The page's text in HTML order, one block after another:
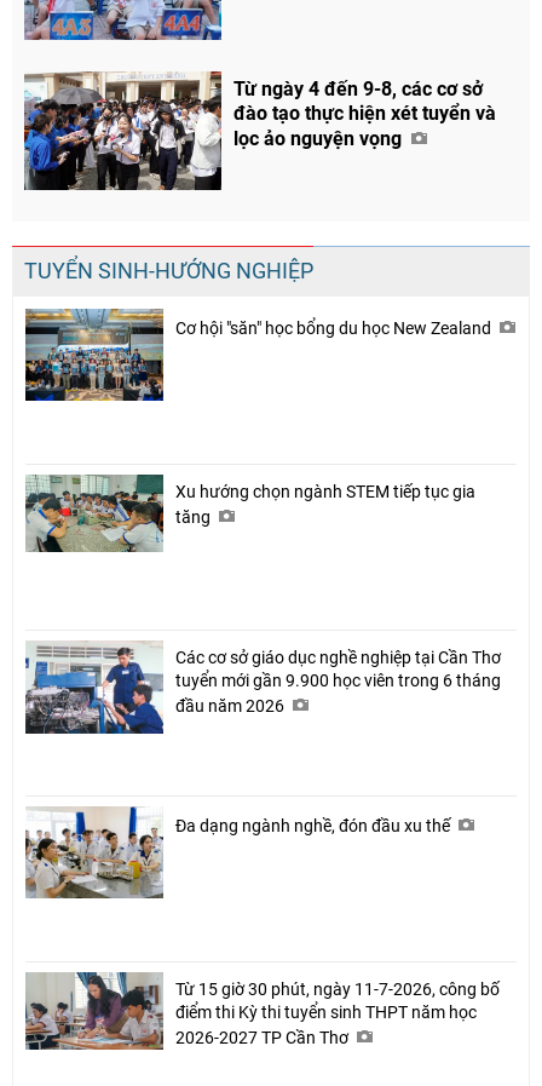
Chia sẻ
Facebook
Từ ngày 4 đến 9-8, các cơ sở
đào tạo thực hiện xét tuyển và
lọc ảo nguyện vọng
TUYỂN SINH-HƯỚNG NGHIỆP
Cơ hội "săn" học bổng du học New Zealand
Xu hướng chọn ngành STEM tiếp tục gia
tăng
Các cơ sở giáo dục nghề nghiệp tại Cần Thơ
tuyển mới gần 9.900 học viên trong 6 tháng
đầu năm 2026
Đa dạng ngành nghề, đón đầu xu thế
Từ 15 giờ 30 phút, ngày 11-7-2026, công bố
điểm thi Kỳ thi tuyển sinh THPT năm học
2026-2027 TP Cần Thơ